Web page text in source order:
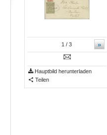
»
1 / 3
Hauptbild herunterladen
Teilen